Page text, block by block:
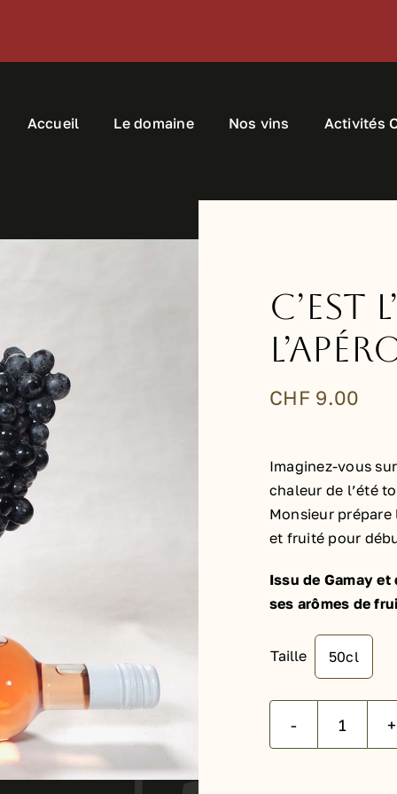
Accueil Le domaine Nos vins Activités
C’est
CHF 9.00
Imaginez-vous
chaleur de l’été
Monsieur
et fruité pour
Issu de Gamay
ses arômes de
Taille
 50cl